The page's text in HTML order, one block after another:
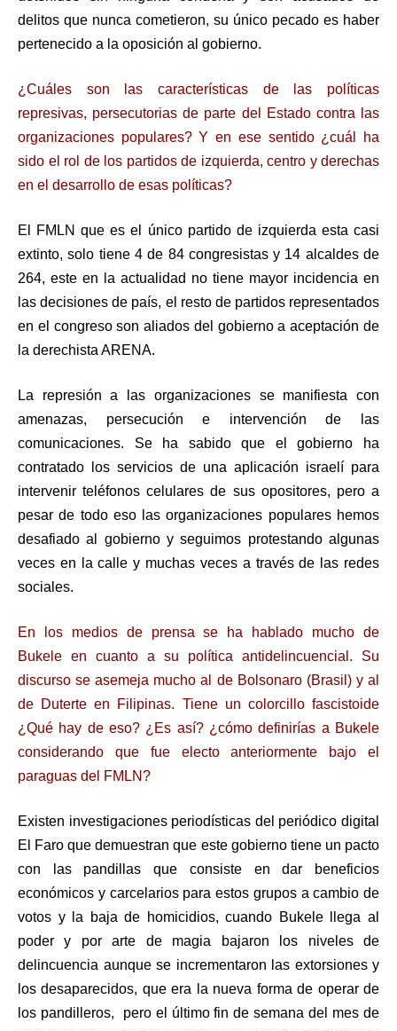
delitos que nunca cometieron, su único pecado es haber
pertenecido a la oposición al gobierno.
¿Cuáles son las características de las políticas
represivas, persecutorias de parte del Estado contra las
organizaciones populares? Y en ese sentido ¿cuál ha
sido el rol de los partidos de izquierda, centro y derechas
en el desarrollo de esas políticas?
El FMLN que es el único partido de izquierda esta casi
extinto, solo tiene 4 de 84 congresistas y 14 alcaldes de
264, este en la actualidad no tiene mayor incidencia en
las decisiones de país, el resto de partidos representados
en el congreso son aliados del gobierno a aceptación de
la derechista ARENA.
La represión a las organizaciones se manifiesta con
amenazas, persecución e intervención de las
comunicaciones. Se ha sabido que el gobierno ha
contratado los servicios de una aplicación israelí para
intervenir teléfonos celulares de sus opositores, pero a
pesar de todo eso las organizaciones populares hemos
desafiado al gobierno y seguimos protestando algunas
veces en la calle y muchas veces a través de las redes
sociales.
En los medios de prensa se ha hablado mucho de
Bukele en cuanto a su política antidelincuencial. Su
discurso se asemeja mucho al de Bolsonaro (Brasil) y al
de Duterte en Filipinas. Tiene un colorcillo fascistoide
¿Qué hay de eso? ¿Es así? ¿cómo definirías a Bukele
considerando que fue electo anteriormente bajo el
paraguas del FMLN?
Existen investigaciones periodísticas del periódico digital
El Faro que demuestran que este gobierno tiene un pacto
con las pandillas que consiste en dar beneficios
económicos y carcelarios para estos grupos a cambio de
votos y la baja de homicidios, cuando Bukele llega al
poder y por arte de magia bajaron los niveles de
delincuencia aunque se incrementaron las extorsiones y
los desaparecidos, que era la nueva forma de operar de
los pandilleros, pero el último fin de semana del mes de